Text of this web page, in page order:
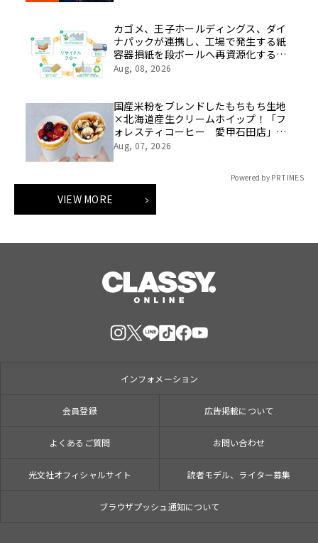
カゴメ、王子ホールディングス、ダイ
ナパックが連携し、工場で発生する紙
容器損紙を段ボールへ再資源化する実
証を開始
Aug, 08, 2026
国産米粉をブレンドしたもちもち生地
×北海道産生クリームホイップ！「フ
ォレスティコーヒー 愛甲石田店」に
て、８月１７日（月）からクレープ販
Aug, 07, 2026
Powered by PR TIMES
VIEW MORE
インフォメーション
会員登録 広告掲載について
よくあるご質問 お問い合わせ
光文社オフィシャルサイト 読者モデル、ライター募集
ブラウザプッシュ通知について